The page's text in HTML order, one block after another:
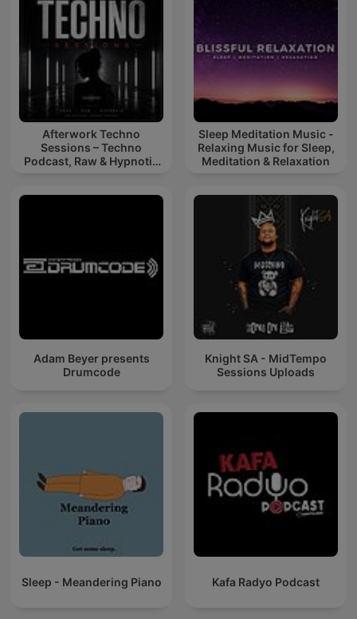
Afterwork Techno
Sessions – Techno
Podcast, Raw & Hypnotic
Sleep Meditation Music -
Relaxing Music for Sleep,
Meditation & Relaxation
Adam Beyer presents
Drumcode
Knight SA - MidTempo
Sessions Uploads
Sleep - Meandering Piano Kafa Radyo Podcast